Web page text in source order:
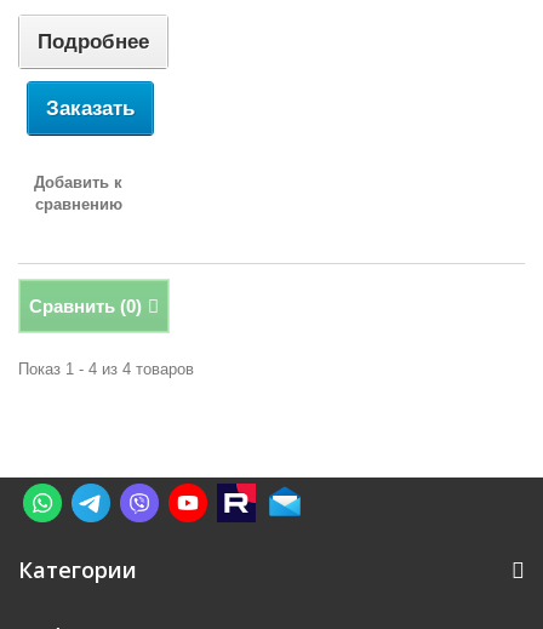
Подробнее
Заказать
Добавить к
сравнению
Сравнить (0)
Показ 1 - 4 из 4 товаров
Категории